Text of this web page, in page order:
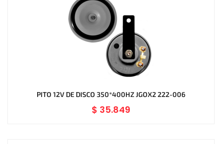
PITO 12V DE DISCO 350*400HZ JGOX2 222-006
$ 35.849